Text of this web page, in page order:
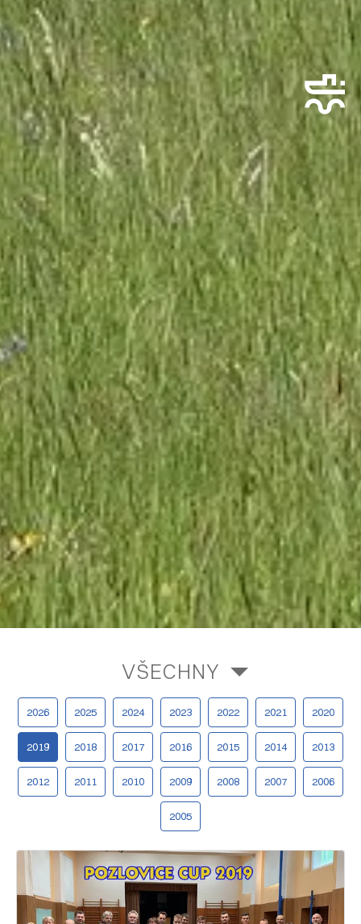
VŠECHNY
2026 2025 2024 2023 2022 2021 2020
2019 2018 2017 2016 2015 2014 2013
2012 2011 2010 2009 2008 2007 2006
2005